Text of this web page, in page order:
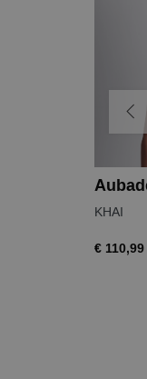
KHAI
€ 110,99